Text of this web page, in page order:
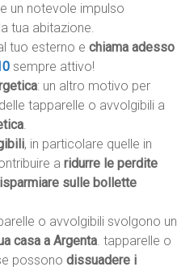
un notevole impulso
tua abitazione.
tuo esterno echiama adesso
sempre attivo!
: un altro motivo per
tapparelle o avvolgibili a
.
, in particolare quelle in
aridurre le perdite
sulle bollette
o avvolgibili svolgono un
casa a Argenta. tapparelle o
possonodissuadere i